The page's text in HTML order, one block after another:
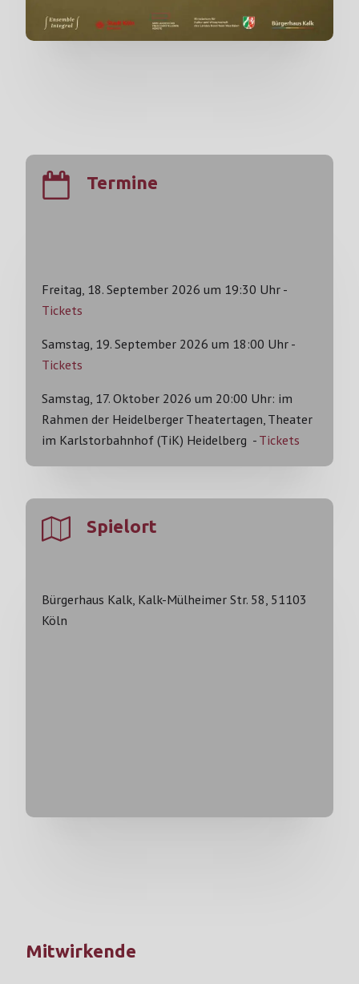
Termine
Freitag, 18. September 2026 um 19:30 Uhr -
Tickets
Samstag, 19. September 2026 um 18:00 Uhr -
Tickets
Samstag, 17. Oktober 2026 um 20:00 Uhr: im
Rahmen der Heidelberger Theatertagen, Theater
im Karlstorbahnhof (TiK) Heidelberg -Tickets
Spielort
Bürgerhaus Kalk, Kalk-Mülheimer Str. 58, 51103
Köln
Mitwirkende